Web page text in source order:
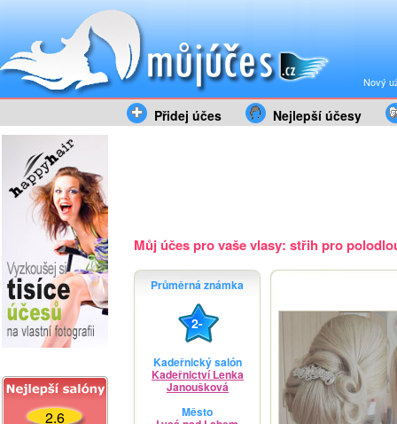
Nový
Přidej účes Nejlepší účesy
2.6
Můj účes pro vaše vlasy: střih pro
Průměrná známka
2-
Kadeřnický salón
Kadeřnictví Lenka
Janoušková
Město